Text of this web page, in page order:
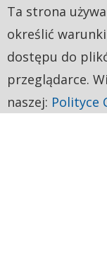
Ta strona
określić
dostępu do
przeglądarce.
naszej: Polityce